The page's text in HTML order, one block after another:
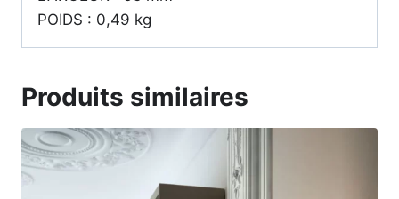
POIDS : 0,49 kg
Produits similaires